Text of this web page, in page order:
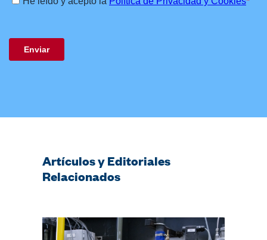
Artículos y Editoriales
Relacionados